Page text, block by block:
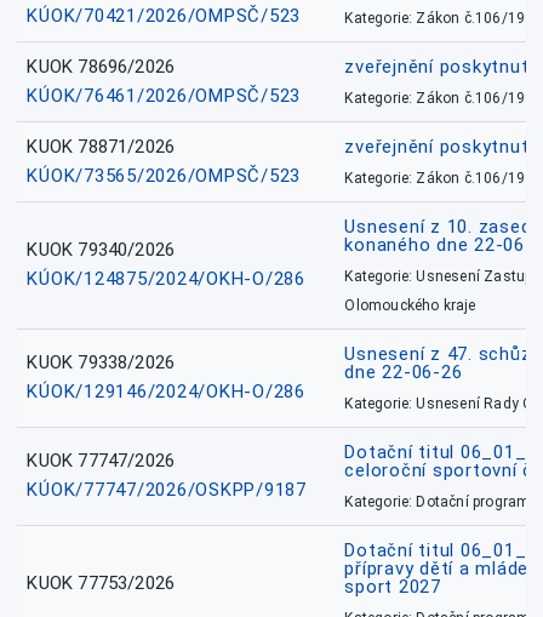
KÚOK/70421/2026/OMPSČ/523
Kategorie: Zákon č.106/1999
KUOK 78696/2026
KÚOK/76461/2026/OMPSČ/523
zveřejnění
Kategorie: Zákon č.106/1999
KUOK 78871/2026
KÚOK/73565/2026/OMPSČ/523
zveřejnění
Kategorie: Zákon č.106/1999
KUOK 79340/2026
KÚOK/124875/2024/OKH-O/286
Usnesení z 10.
konaného dne 22-06-
Kategorie: Usnesení
Olomouckého kraje
KUOK 79338/2026
KÚOK/129146/2024/OKH-O/286
Usnesení z 47.
dne 22-06-26
Kategorie: Usnesení Rady
KUOK 77747/2026
KÚOK/77747/2026/OSKPP/9187
Dotační titul
celoroční sportovní
Kategorie: Dotační
KUOK 77753/2026
Dotační titul
přípravy dětí a
sport 2027